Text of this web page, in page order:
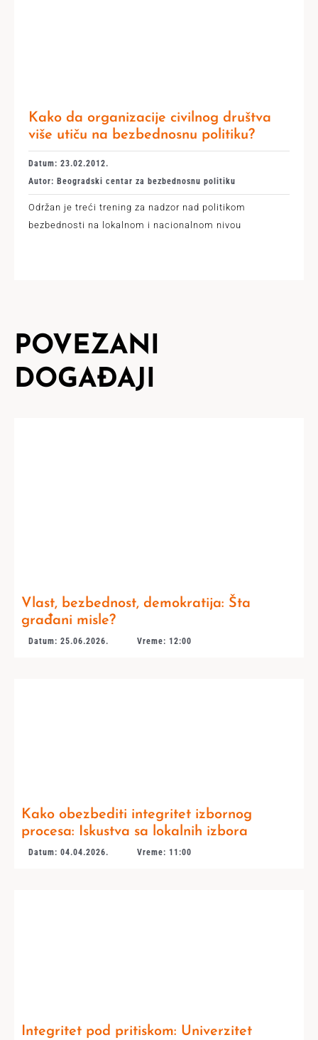
Kako da organizacije civilnog društva
više utiču na bezbednosnu politiku?
Datum: 23.02.2012.
Autor: Beogradski centar za bezbednosnu politiku
Održan je treći trening za nadzor nad politikom
bezbednosti na lokalnom i nacionalnom nivou
POVEZANI
DOGAĐAJI
Vlast, bezbednost, demokratija: Šta
građani misle?
Datum: 25.06.2026. Vreme: 12:00
Kako obezbediti integritet izbornog
procesa: Iskustva sa lokalnih izbora
Datum: 04.04.2026. Vreme: 11:00
Integritet pod pritiskom: Univerzitet